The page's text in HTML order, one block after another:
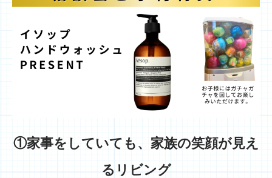
①家事をしていても、家族の笑顔が見え
るリビング